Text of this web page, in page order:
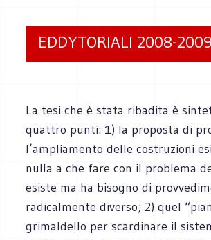
EDDYTORIALI 2008-2009
La tesi che è stata ribadita è
quattro punti: 1) la proposta di
l’ampliamento delle costruzioni
nulla a che fare con il problema
esiste ma ha bisogno di
radicalmente diverso; 2) quel
grimaldello per scardinare il